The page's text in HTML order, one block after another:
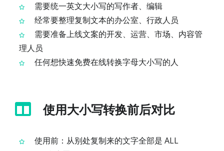
需要统一英文大小写的写作者、编辑
经常要整理复制文本的办公室、行政人员
需要准备上线文案的开发、运营、市场、内容管
理人员
任何想快速免费在线转换字母大小写的人
使用大小写转换前后对比
使用前：从别处复制来的文字全部是 ALL